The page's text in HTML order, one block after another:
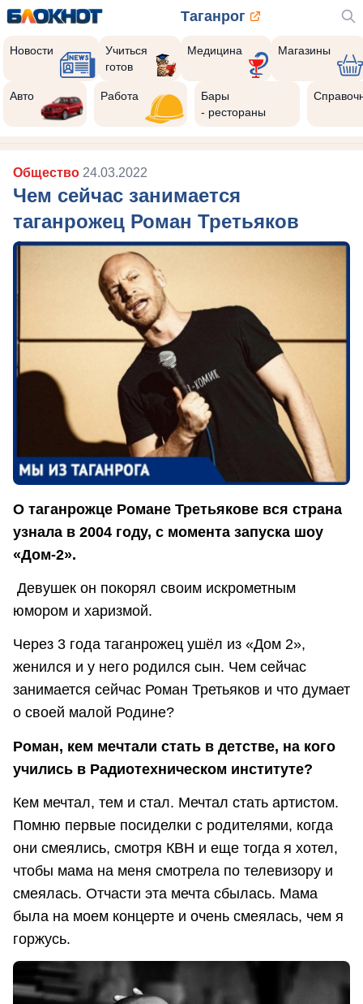
Таганрог
Новости
Учиться
готов
Медицина Магазины
Авто Работа
Бары
- рестораны
Общество 24.03.2022
Чем сейчас занимается
таганрожец Роман Третьяков
О таганрожце Романе Третьякове вся страна
узнала в 2004 году, с момента запуска шоу
«Дом-2».
Девушек он покорял своим искрометным
юмором и харизмой.
Через 3 года таганрожец ушёл из «Дом 2»,
женился и у него родился сын. Чем сейчас
занимается сейчас Роман Третьяков и что думает
о своей малой Родине?
Роман, кем мечтали стать в детстве, на кого
учились в Радиотехническом институте?
Кем мечтал, тем и стал. Мечтал стать артистом.
Помню первые посиделки с родителями, когда
они смеялись, смотря КВН и еще тогда я хотел,
чтобы мама на меня смотрела по телевизору и
смеялась. Отчасти эта мечта сбылась. Мама
была на моем концерте и очень смеялась, чем я
горжусь.